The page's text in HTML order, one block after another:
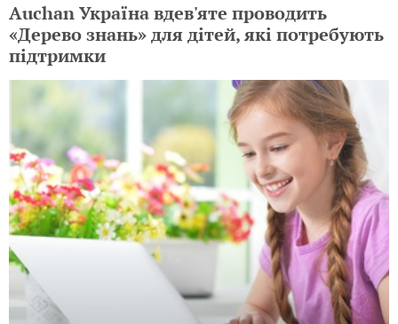
Auchan Україна вдев'яте проводить
«Дерево знань» для дітей, які потребують
підтримки